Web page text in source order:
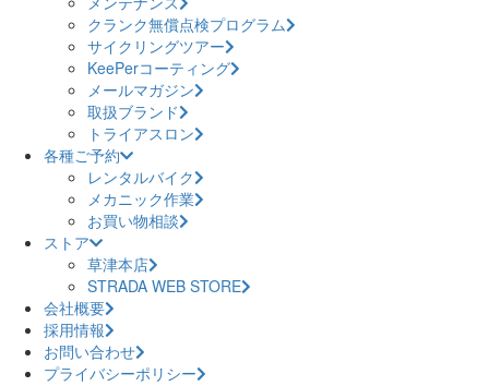
クランク無償点検プログラム
サイクリングツアー
KeePerコーティング
メールマガジン
取扱ブランド
トライアスロン
各種ご予約
レンタルバイク
メカニック作業
お買い物相談
ストア
草津本店
STRADA WEB STORE
会社概要
採用情報
お問い合わせ
プライバシーポリシー